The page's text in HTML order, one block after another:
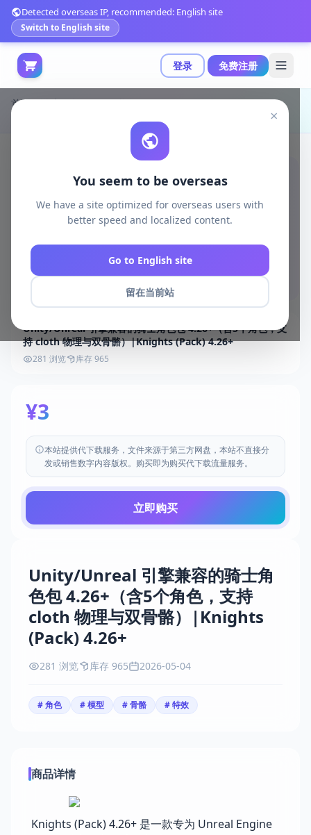
登录 免费注册
Detected overseas IP, recommended: English site
Switch to English site
×
You seem to be overseas
We have a site optimized for overseas users with
better speed and localized content.
Go to English site
留在当前站
首页 游戏开发 unreal资源
Unreal Engine Characters
Unity/Unreal 引擎兼容的骑士角
色包 4.26+（含5个角色，支持
cloth 物理与双骨骼）|Knights
(Pack) 4.26+
281 浏览 库存 965 2026-05-04
# 角色 # 模型 # 骨骼 # 特效
商品详情
Knights (Pack) 4.26+ 是一款专为 Unreal Engine
Unity/Unreal 引擎兼容的骑士角色包 4.26+（含5个角色，支
持 cloth 物理与双骨骼）|Knights (Pack) 4.26+
281 浏览 库存 965
¥3
本站提供代下载服务，文件来源于第三方网盘，本站不直接分
发或销售数字内容版权。购买即为购买代下载流量服务。
立即购买